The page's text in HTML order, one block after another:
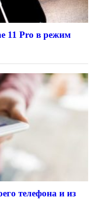
11 Pro в режим
телефона и из